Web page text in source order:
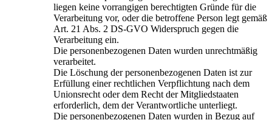
liegen keine vorrangigen berechtigten Gründe für die
Verarbeitung vor, oder die betroffene Person legt gemäß
Art. 21 Abs. 2 DS-GVO Widerspruch gegen die
Verarbeitung ein.
Die personenbezogenen Daten wurden unrechtmäßig
verarbeitet.
Die Löschung der personenbezogenen Daten ist zur
Erfüllung einer rechtlichen Verpflichtung nach dem
Unionsrecht oder dem Recht der Mitgliedstaaten
erforderlich, dem der Verantwortliche unterliegt.
Die personenbezogenen Daten wurden in Bezug auf